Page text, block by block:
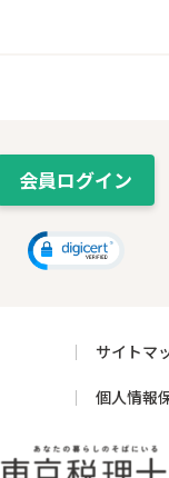
会員ログイン
サイトマ
個人情報